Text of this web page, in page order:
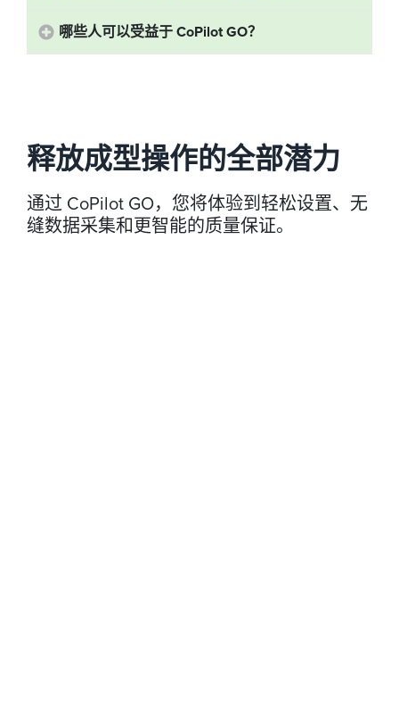
哪些人可以受益于 CoPilot GO？
释放成型操作的全部潜力
通过 CoPilot GO，您将体验到轻松设置、无
缝数据采集和更智能的质量保证。